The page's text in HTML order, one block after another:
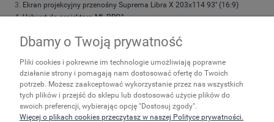
Ekran projekcyjny przenośny Suprema Libra X 203x114 93'' (16:9)
Uchwyt do projektora ML-PRO1
Suprema Feniks Elegant 180x101 (16:9)
Suprema Feniks Elegant 200x113 (16:9)
Uchwyt do projektora UP26-35
Suprema Feniks 180x135 (4:3)
Suprema Feniks 200x113 (16:9) 90''
Suprema Leo 203x152 (4:3)
Dbamy o Twoją prywatność
Pliki cookies i pokrewne im technologie umożliwiają poprawne
działanie strony i pomagają nam dostosować ofertę do Twoich
potrzeb. Możesz zaakceptować wykorzystanie przez nas wszystkich
tych plików i przejść do sklepu lub dostosować użycie plików do
swoich preferencji, wybierając opcję "Dostosuj zgody".
Więcej o plikach cookies przeczytasz w naszej Polityce prywatności.